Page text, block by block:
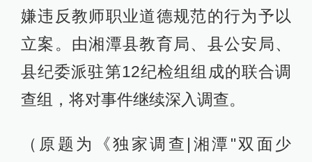
嫌违反教师职业道德规范的行为予以
立案。由湘潭县教育局、县公安局、
县纪委派驻第12纪检组组成的联合调
查组，将对事件继续深入调查。
（原题为《独家调查|湘潭"双面少